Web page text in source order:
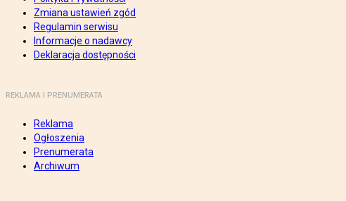
Zmiana ustawień zgód
Regulamin serwisu
Informacje o nadawcy
Deklaracja dostępności
REKLAMA I PRENUMERATA
Reklama
Ogłoszenia
Prenumerata
Archiwum